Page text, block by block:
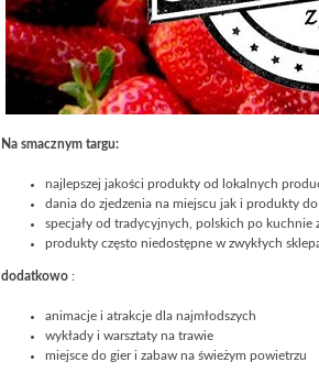
Na smacznym targu:
najlepszej jakości produkty od lokalnych
dania do zjedzenia na miejscu jak i produkty
specjały od tradycyjnych, polskich po kuchnie
produkty często niedostępne w zwykłych
dodatkowo :
animacje i atrakcje dla najmłodszych
wykłady i warsztaty na trawie
miejsce do gier i zabaw na świeżym powietrzu